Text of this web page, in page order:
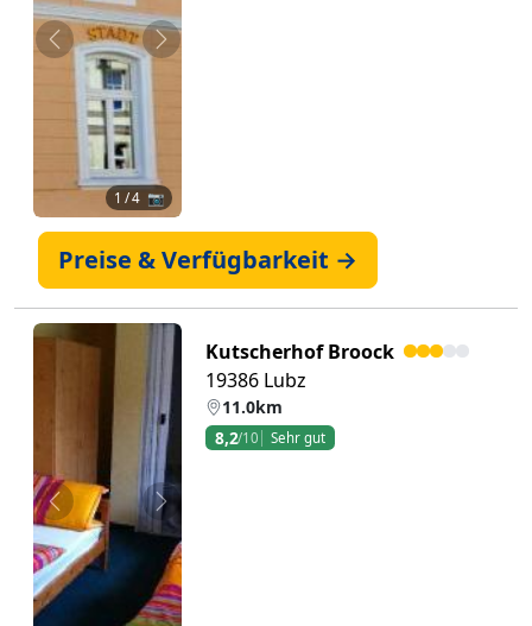
Zurück Weiter
1 / 4 📷
Preise & Verfügbarkeit →
Zurück Weiter
Kutscherhof Broock
19386 Lubz
11.0km
8,2/10 Sehr gut